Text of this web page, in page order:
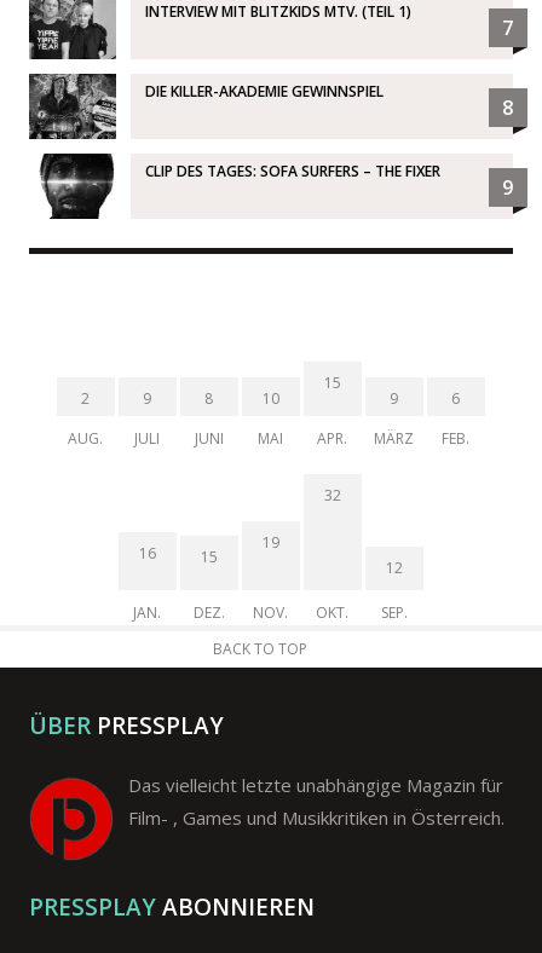
INTERVIEW MIT BLITZKIDS MTV. (TEIL 1)
7
DIE KILLER-AKADEMIE GEWINNSPIEL
8
CLIP DES TAGES: SOFA SURFERS – THE FIXER
9
2
AUG.
9
JULI
8
JUNI
10
MAI
15
APR.
9
MÄRZ
6
FEB.
16
JAN.
15
DEZ.
19
NOV.
32
OKT.
12
SEP.
BACK TO TOP
ÜBER PRESSPLAY
Das vielleicht letzte unabhängige Magazin für
Film- , Games und Musikkritiken in Österreich.
PRESSPLAYABONNIEREN